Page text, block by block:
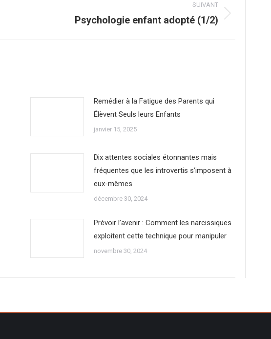
SUIVANT
Psychologie enfant adopté (1/2)
Remédier à la Fatigue des Parents qui
Élèvent Seuls leurs Enfants
janvier 15, 2025
Dix attentes sociales étonnantes mais
fréquentes que les introvertis s’imposent à
eux-mêmes
décembre 30, 2024
Prévoir l’avenir : Comment les narcissiques
exploitent cette technique pour manipuler
novembre 30, 2024